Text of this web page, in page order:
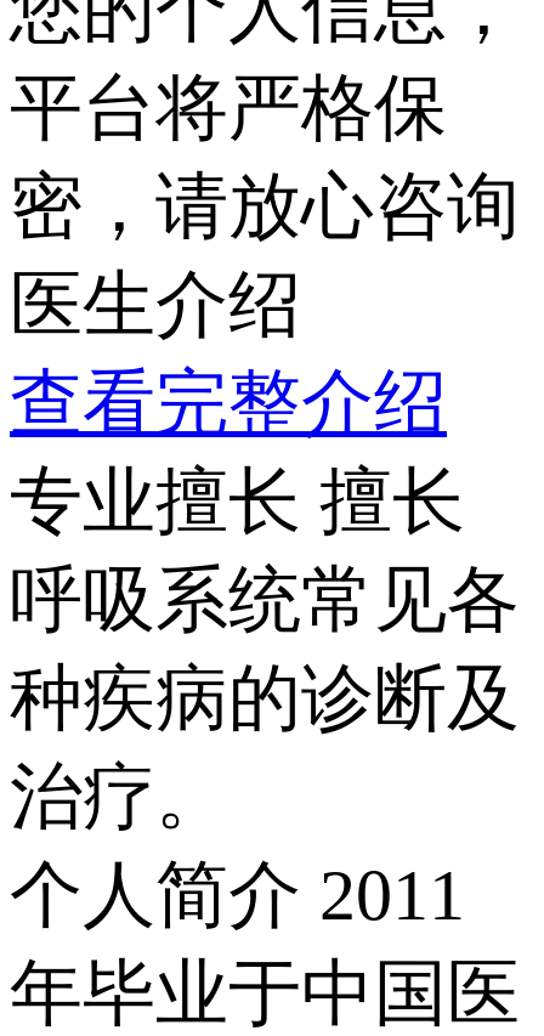
平台将严格保
密，请放心咨询
医生介绍
查看完整介绍
专业擅长 擅长
呼吸系统常见各
种疾病的诊断及
治疗。
个人简介 2011
年毕业于中国医